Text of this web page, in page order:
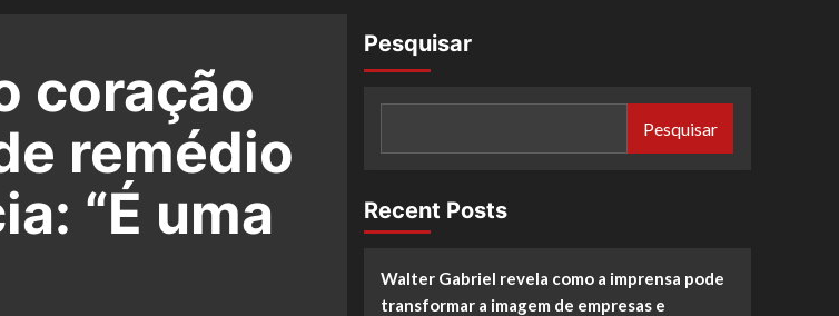
coração
remédio
“É uma
Pesquisar
Pesquisar
Recent Posts
Walter Gabriel revela como a imprensa pode
transformar a imagem de empresas e